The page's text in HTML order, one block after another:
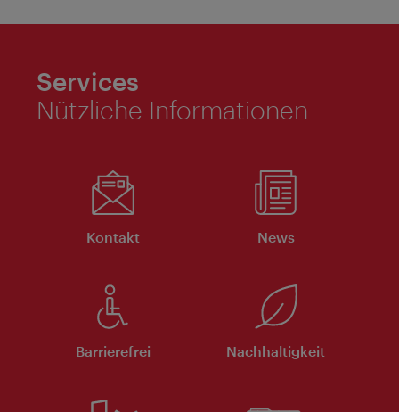
Services
Nützliche Informationen
Kontakt News
Barrierefrei Nachhaltigkeit